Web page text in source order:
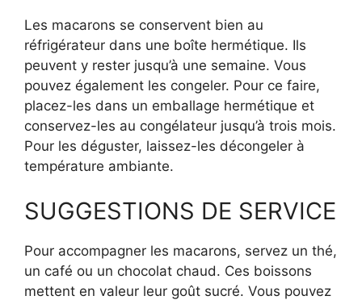
Les macarons se conservent bien au
réfrigérateur dans une boîte hermétique. Ils
peuvent y rester jusqu’à une semaine. Vous
pouvez également les congeler. Pour ce faire,
placez-les dans un emballage hermétique et
conservez-les au congélateur jusqu’à trois mois.
Pour les déguster, laissez-les décongeler à
température ambiante.
SUGGESTIONS DE SERVICE
Pour accompagner les macarons, servez un thé,
un café ou un chocolat chaud. Ces boissons
mettent en valeur leur goût sucré. Vous pouvez